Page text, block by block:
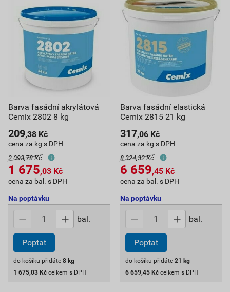
Barva fasádní akrylátová
Cemix 2802 8 kg
209,38 Kč
cena za kg s DPH
2 093,78 Kč
1 675,03 Kč
cena za bal. s DPH
Na poptávku
bal.
Poptat
do košíku přidáte 8 kg
1 675,03 Kč celkem s DPH
Barva fasádní elastická
Cemix 2815 21 kg
317,06 Kč
cena za kg s DPH
8 324,32 Kč
6 659,45 Kč
cena za bal. s DPH
Na poptávku
bal.
Poptat
do košíku přidáte 21 kg
6 659,45 Kč celkem s DPH